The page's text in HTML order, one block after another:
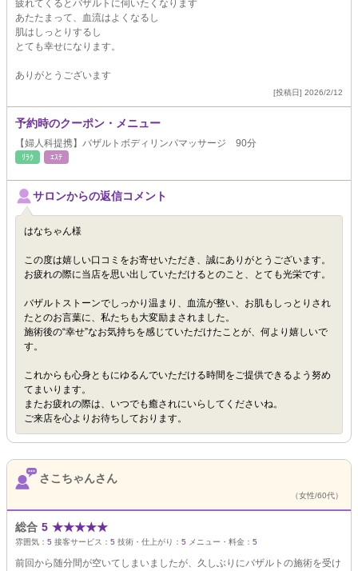
疲れてくるとバザルトに伺いたくなります
あたたまって、血流はよくなるし
肌はしっとりするし
とても幸せになります。
ありがとうございます
[投稿日] 2026/2/12
予約時のクーポン・メニュー
【婦人科提携】バザルトボディリンパマッサージ 90分
ﾘﾗｸ ｴｽﾃ
サロンからの返信コメント
はなちゃん様
この度は嬉しい口コミをお寄せいただき、誠にありがとうございます。
お疲れの際に当店を思い出していただけるとのこと、とても光栄です。
バザルトストーンでしっかり温まり、血流が整い、お肌もしっとりされ
たとのお言葉に、私たちも大変励まされました。
施術後の“幸せ”なお気持ちを感じていただけたことが、何より嬉しいで
す。
これからも心身ともにゆるんでいただける時間をご提供できるよう努め
てまいります。
またお疲れの際は、いつでも癒されにいらしてくださいね。
ご来店を心よりお待ちしております。
さこちゃんさん
（女性/60代）
総合 5 ★★★★★
雰囲気： 5 接客サービス： 5 技術・仕上がり： 5 メニュー・料金： 5
前回から随分間が空いてしまいましたが、久しぶりにバザルトの施術を受け